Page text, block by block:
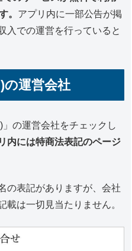
。 アプリ内に一部公告が掲
入での運営を行っていると
の運営会社
の運営会社をチェックし
内には特商法表記のページ
の表記がありますが、会社
載は一切見当たりません。